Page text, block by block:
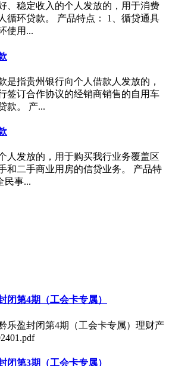
、稳定收入的个人发放的，用于消费
循环贷款。 产品特点： 1、循贷通具
使用...
是指贵州银行向个人借款人发放的，
签订合作协议的经销商销售的自用车
款。 产...
人发放的，用于购买我行业务覆盖区
和二手商业用房的信贷业务。 产品特
民事...
闭第4期（工会卡专属）
乐盈封闭第4期（工会卡专属）理财产
闭第3期（工会卡专属）